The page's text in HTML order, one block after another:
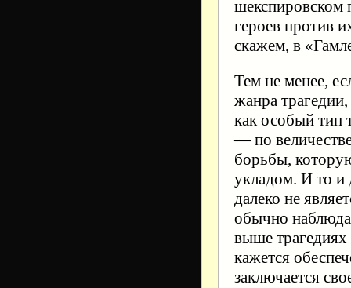
шекспировском
героев против
скажем, в
Тем не менее,
жанра
как особый тип
— по
борьбы,
укладом. И то и
далеко не
обычно
выше трагедиях
кажется
заключается